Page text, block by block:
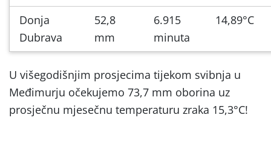
Donja
Dubrava
52,8
mm
6.915
minuta
14,89°C
U višegodišnjim prosjecima tijekom svibnja u
Međimurju očekujemo 73,7 mm oborina uz
prosječnu mjesečnu temperaturu zraka 15,3°C!